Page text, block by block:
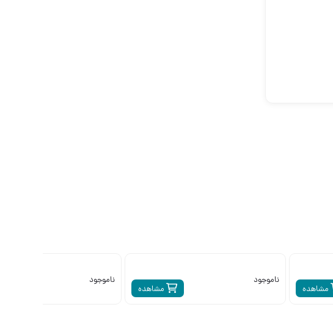
مشاهده مشاهده
ناموجود ناموجود